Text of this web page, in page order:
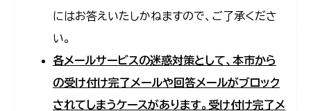
にはお答えいたしかねますので、ご了承くださ
い。
各メールサービスの迷惑対策として、本市から
の受け付け完了メールや回答メールがブロック
されてしまうケースがあります。受け付け完了メ